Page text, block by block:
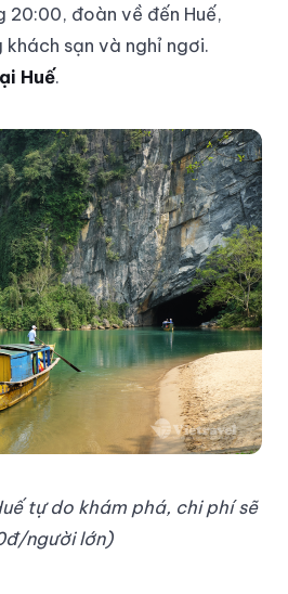
20:00, đoàn về đến Huế,
khách sạn và nghỉ ngơi.
Huế.
tự do khám phá, chi phí sẽ
người lớn)